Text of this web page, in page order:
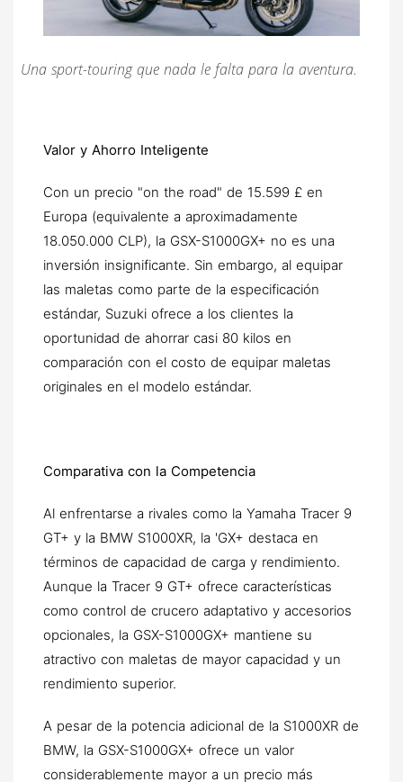
Una sport-touring que nada le falta para la aventura.
Valor y Ahorro Inteligente
Con un precio "on the road" de 15.599 £ en
Europa (equivalente a aproximadamente
18.050.000 CLP), la GSX-S1000GX+ no es una
inversión insignificante. Sin embargo, al equipar
las maletas como parte de la especificación
estándar, Suzuki ofrece a los clientes la
oportunidad de ahorrar casi 80 kilos en
comparación con el costo de equipar maletas
originales en el modelo estándar.
Comparativa con la Competencia
Al enfrentarse a rivales como la Yamaha Tracer 9
GT+ y la BMW S1000XR, la 'GX+ destaca en
términos de capacidad de carga y rendimiento.
Aunque la Tracer 9 GT+ ofrece características
como control de crucero adaptativo y accesorios
opcionales, la GSX-S1000GX+ mantiene su
atractivo con maletas de mayor capacidad y un
rendimiento superior.
A pesar de la potencia adicional de la S1000XR de
BMW, la GSX-S1000GX+ ofrece un valor
considerablemente mayor a un precio más